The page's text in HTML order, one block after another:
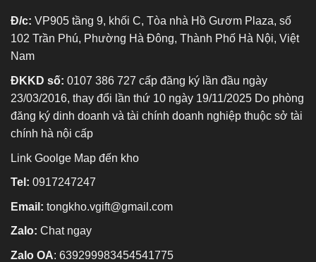
Đ/c: VP905 tầng 9, khối C, Tòa nhà Hồ Gươm Plaza, số
102 Trần Phú, Phường Hà Đông, Thành Phố Hà Nội, Việt
Nam
ĐKKD số: 0107 386 727 cấp đăng ký lần đầu ngày
23/03/2016, thay đổi lần thứ 10 ngày 19/11/2025 Do phòng
đăng ký dinh doanh và tài chính doanh nghiệp thuộc sở tài
chính hà nội cấp
Link Goolge Map đến kho
Tel: 0917247247
Email: tongkho.vgift@gmail.com
Zalo: Chat ngay
Zalo OA: 639299983454541775